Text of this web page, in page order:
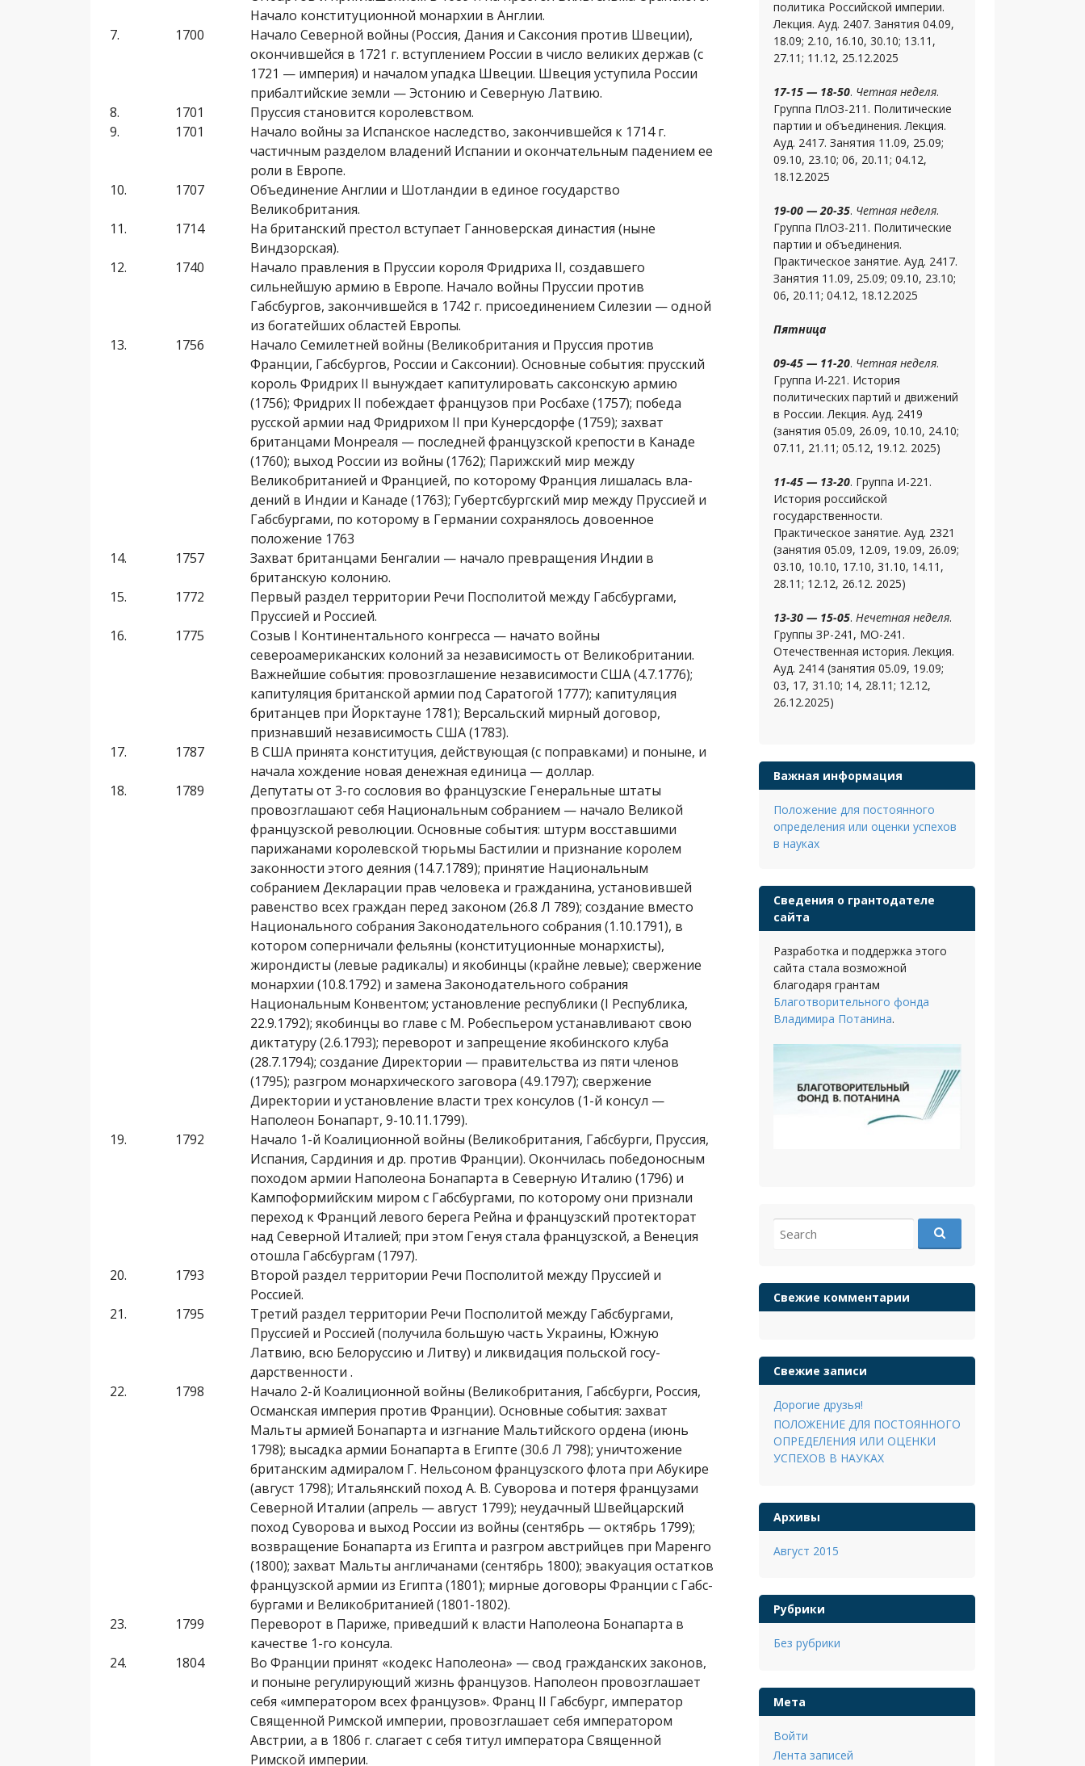
Начало конституционной монархии в Англии.
7.
1700
Начало Северной войны (Россия, Дания и Саксония против Швеции),
окончившейся в 1721 г. вступлением России в число великих дер­жав (с
1721 — империя) и началом упадка Шве­ции. Швеция уступила России
прибалтийские земли — Эстонию и Северную Латвию.
8.
1701
Пруссия становится королевством.
9.
1701
Начало войны за Испанское наследство, за­кончившейся к 1714 г.
частичным разделом владе­ний Испании и окончательным падением ее
роли в Европе.
10.
1707
Объединение Англии и Шотландии в единое государство
Великобритания.
11.
1714
На британский престол вступает Ганновер­ская династия (ныне
Виндзорская).
12.
1740
Начало правления в Пруссии короля Фрид­риха II, создавшего
сильнейшую армию в Европе. Начало войны Пруссии против
Габсбургов, закон­чившейся в 1742 г. присоединением Силезии — од­ной
из богатейших областей Европы.
13.
1756
Начало Семилетней войны (Великобритания и Пруссия против
Франции, Габсбургов, России и Саксонии). Основные события: прусский
король Фридрих II вынуждает капитулировать саксон­скую армию
(1756); Фридрих II побеждает фран­цузов при Росбахе (1757); победа
русской армии над Фридрихом II при Кунерсдорфе (1759); захват
британцами Монреаля — последней французской крепости в Канаде
(1760); выход России из войны (1762); Парижский мир между
Великобританией и Францией, по которому Франция лишалась вла­
дений в Индии и Канаде (1763); Губертсбургский мир между Пруссией и
Габсбургами, по которому в Германии сохранялось довоенное
положение 1763
14.
1757
Захват британцами Бенгалии — начало пре­вращения Индии в
британскую колонию.
15.
1772
Первый раздел территории Речи Посполи­той между Габсбургами,
Пруссией и Россией.
16.
1775
Созыв I Континентального конгресса — нача­то войны
североамериканских колоний за незави­симость от Великобритании.
Важнейшие события: провозглашение независимости США (4.7.1776);
капитуляция британской армии под Саратогой 1777); капитуляция
британцев при Йорктауне 1781); Версальский мирный договор,
признав­ший независимость США (1783).
17.
1787
В США принята конституция, действующая (с поправками) и поныне, и
начала хождение но­вая денежная единица — доллар.
18.
1789
Депутаты от 3-го сословия во французские Генеральные штаты
провозглашают себя Нацио­нальным собранием — начало Великой
француз­ской революции. Основные события: штурм вос­ставшими
парижанами королевской тюрьмы Басти­лии и признание королем
законности этого деяния (14.7.1789); принятие Национальным
собранием Декларации прав человека и гражданина, устано­вившей
равенство всех граждан перед законом (26.8 Л 789); создание вместо
Национального соб­рания Законодательного собрания (1.10.1791), в
котором соперничали фельяны (конституцион­ные монархисты),
жирондисты (левые радикалы) и якобинцы (крайне левые); свержение
монархии (10.8.1792) и замена Законодательного собрания
Национальным Конвентом; установление респуб­лики (I Республика,
22.9.1792); якобинцы во главе с М. Робеспьером устанавливают свою
диктатуру (2.6.1793); переворот и запрещение якобинского клуба
(28.7.1794); создание Директории — прави­тельства из пяти членов
(1795); разгром монархиче­ского заговора (4.9.1797); свержение
Директории и установление власти трех консулов (1-й консул —
Наполеон Бонапарт, 9-10.11.1799).
19.
1792
Начало 1-й Коалиционной войны (Велико­британия, Габсбурги, Пруссия,
Испания, Сарди­ния и др. против Франции). Окончилась победо­носным
походом армии Наполеона Бонапарта в Северную Италию (1796) и
Кампоформийским ми­ром с Габсбургами, по которому они признали
пе­реход к Франций левого берега Рейна и француз­ский протекторат
над Северной Италией; при этом Генуя стала французской, а Венеция
отошла Габс­бургам (1797).
20.
1793
Второй раздел территории Речи Посполитой между Пруссией и
Россией.
21.
1795
Третий раздел территории Речи Посполитой между Габсбургами,
Пруссией и Россией (получи­ла большую часть Украины, Южную
Латвию, всю Белоруссию и Литву) и ликвидация польской госу­
дарственности .
22.
1798
Начало 2-й Коалиционной войны (Велико­британия, Габсбурги, Россия,
Османская импе­рия против Франции). Основные события: захват
Мальты армией Бонапарта и изгнание Мальтий­ского ордена (июнь
1798); высадка армии Бона­парта в Египте (30.6 Л 798); уничтожение
британ­ским адмиралом Г. Нельсоном французского фло­та при Абукире
(август 1798); Итальянский поход А. В. Суворова и потеря французами
Северной Италии (апрель — август 1799); неудачный Швей­царский
поход Суворова и выход России из войны (сентябрь — октябрь 1799);
возвращение Бонапар­та из Египта и разгром австрийцев при Маренго
(1800); захват Мальты англичанами (сентябрь 1800); эвакуация остатков
французской армии из Египта (1801); мирные договоры Франции с Габс­
бургами и Великобританией (1801-1802).
23.
1799
Переворот в Париже, приведший к власти Наполеона Бонапарта в
качестве 1-го консула.
24.
1804
Во Франции принят «кодекс Наполеона» — свод гражданских законов,
и поныне регулирующий жизнь французов. Наполеон провозглашает
себя «императором всех французов». Франц II Габсбург, император
Священной Римской импе­рии, провозглашает себя императором
Австрии, а в 1806 г. слагает с себя титул императора Свя­щенной
Римской империи.
политика Российской империи.
Лекция. Ауд. 2407. Занятия 04.09,
18.09; 2.10, 16.10, 30.10; 13.11,
27.11; 11.12, 25.12.2025
17-15 — 18-50. Четная неделя.
Группа ПлОЗ-211. Политические
партии и объединения. Лекция.
Ауд. 2417. Занятия 11.09, 25.09;
09.10, 23.10; 06, 20.11; 04.12,
18.12.2025
19-00 — 20-35. Четная неделя.
Группа ПлОЗ-211. Политические
партии и объединения.
Практическое занятие. Ауд. 2417.
Занятия 11.09, 25.09; 09.10, 23.10;
06, 20.11; 04.12, 18.12.2025
Пятница
09-45 — 11-20. Четная неделя.
Группа И-221. История
политических партий и движений
в России. Лекция. Ауд. 2419
(занятия 05.09, 26.09, 10.10, 24.10;
07.11, 21.11; 05.12, 19.12. 2025)
11-45 — 13-20. Группа И-221.
История российской
государственности.
Практическое занятие. Ауд. 2321
(занятия 05.09, 12.09, 19.09, 26.09;
03.10, 10.10, 17.10, 31.10, 14.11,
28.11; 12.12, 26.12. 2025)
13-30 — 15-05. Нечетная неделя.
Группы ЗР-241, МО-241.
Отечественная история. Лекция.
Ауд. 2414 (занятия 05.09, 19.09;
03, 17, 31.10; 14, 28.11; 12.12,
26.12.2025)
Важная информация
Положение для постоянного
определения или оценки успехов
в науках
Сведения о грантодателе
сайта
Разработка и поддержка этого
сайта стала возможной
благодаря грантам
Благотворительного фонда
Владимира Потанина.
for:
Свежие комментарии
Свежие записи
Дорогие друзья!
ПОЛОЖЕНИЕ ДЛЯ ПОСТОЯННОГО
ОПРЕДЕЛЕНИЯ ИЛИ ОЦЕНКИ
УСПЕХОВ В НАУКАХ
Архивы
Август 2015
Рубрики
Без рубрики
Мета
Войти
Лента записей